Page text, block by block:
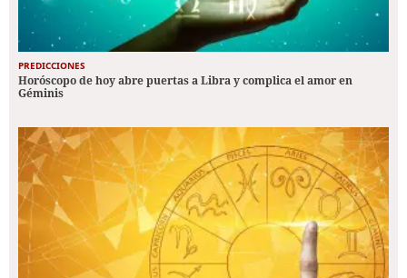
PREDICCIONES
Horóscopo de hoy abre puertas a Libra y complica el amor en
Géminis